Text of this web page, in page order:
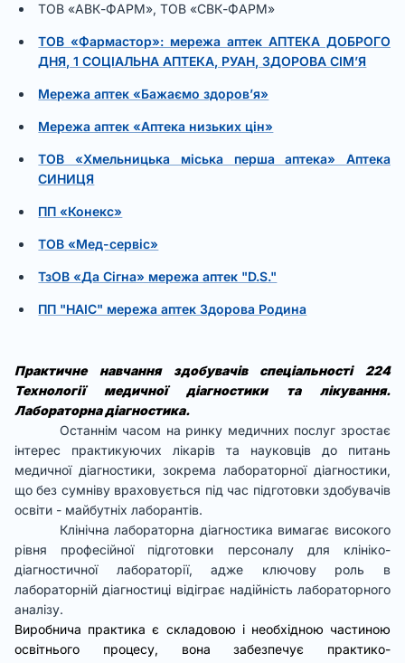
ТОВ «АВК-ФАРМ», ТОВ «СВК-ФАРМ»
ТОВ «Фармастор»: мережа аптек АПТЕКА ДОБРОГО
ДНЯ, 1 СОЦІАЛЬНА АПТЕКА, РУАН, ЗДОРОВА СІМ’Я
Мережа аптек «Бажаємо здоров’я»
Мережа аптек «Аптека низьких цін»
ТОВ «Хмельницька міська перша аптека» Аптека
СИНИЦЯ
ПП «Конекс»
ТОВ «Мед-сервіс»
ТзОВ «Да Сігна» мережа аптек "D.S."
ПП "НАІС" мережа аптек Здорова Родина
Практичне навчання здобувачів спеціальності 224
Технології медичної діагностики та лікування.
Лабораторна діагностика.
Останнім часом на ринку медичних послуг зростає
інтерес практикуючих лікарів та науковців до питань
медичної діагностики, зокрема лабораторної діагностики,
що без сумніву враховується під час підготовки здобувачів
освіти - майбутніх лаборантів.
Клінічна лабораторна діагностика вимагає високого
рівня професійної підготовки персоналу для клініко-
діагностичної лабораторії, адже ключову роль в
лабораторній діагностиці відіграє надійність лабораторного
аналізу.
Виробнича практика є складовою і необхідною частиною
освітнього процесу, вона забезпечує практико-